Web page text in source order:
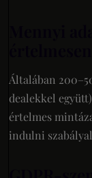
Általában
dealekkel
értelmes
indulni